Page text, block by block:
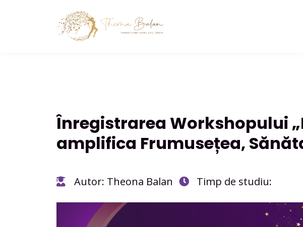
Înregistrarea Workshopului
amplifica Frumusețea,
Autor: Theona Balan Timp de studiu: